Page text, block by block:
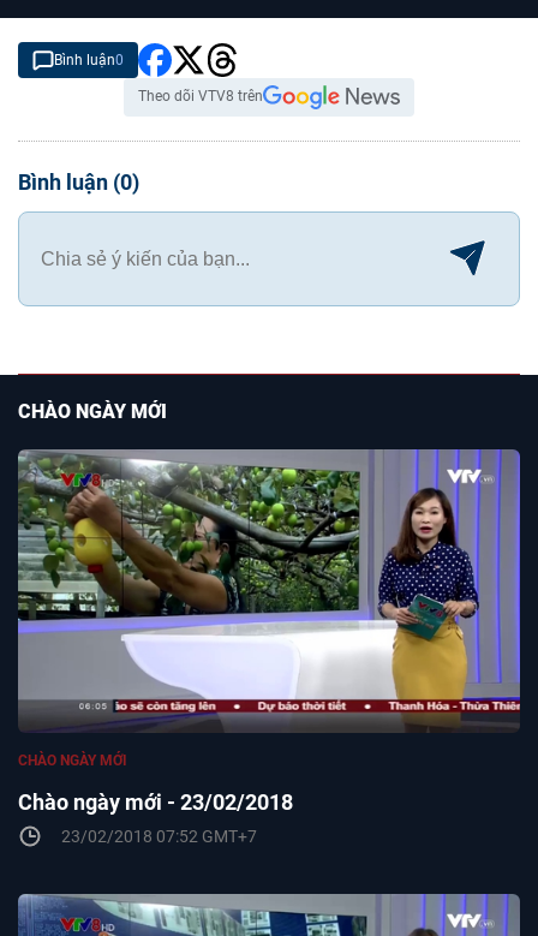
Bình luận0
Theo dõi VTV8 trên
Bình luận (0)
CHÀO NGÀY MỚI
Chào ngày mới - 23/02/2018
CHÀO NGÀY MỚI
23/02/2018 07:52 GMT+7